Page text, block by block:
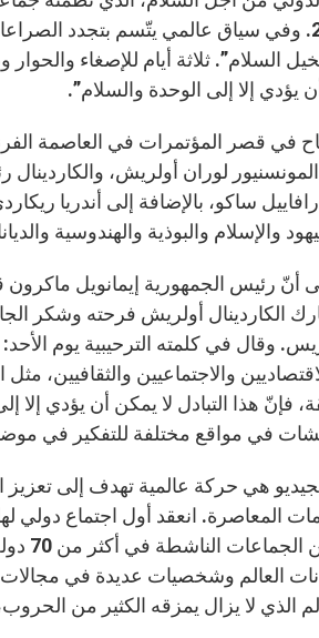
و24 أيلول 2024. وفي سياق عالمي يتّسم بتجدد
السلام”. ثلاثة أيام للإصغاء
يؤدي إلا إلى الوحدة والسلام”.
في قصر المؤتمرات في العاصمة
لوران أولريش،
ساكو، بالإضافة إلى أندريا
والإسلام والبوذية والهندوسية
أنّ رئيس الجمهورية إيمانويل
الكاردينال أولريش فرحته وشكر
وقال في كلمته الترحيبية يوم
والاجتماعيين والثقافيين،
في مواقع مختلفة للتفكير في
هي حركة عالمية تهدف إلى تعزيز
العالم وشخصيات عديدة في
الذي لا يزال يمزقه الكثير من